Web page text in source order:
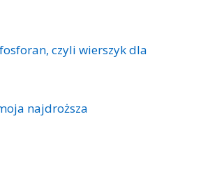
czyli wierszyk dla
najdroższa